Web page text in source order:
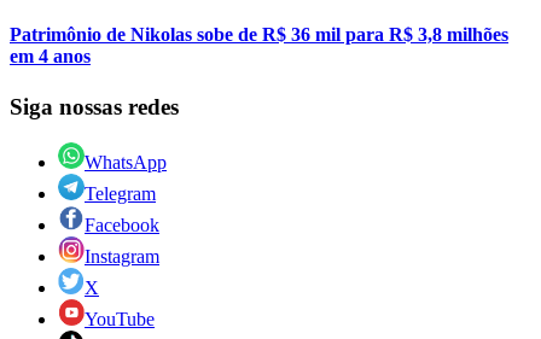
Patrimônio de Nikolas sobe de R$ 36 mil para R$ 3,8 milhões
em 4 anos
Siga nossas redes
WhatsApp
Telegram
Facebook
Instagram
X
YouTube